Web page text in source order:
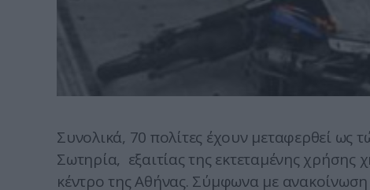
Συνολικά, 70 πολίτες έχουν μεταφερθεί ως
Σωτηρία, εξαιτίας της εκτεταμένης
κέντρο της Αθήνας. Σύμφωνα με